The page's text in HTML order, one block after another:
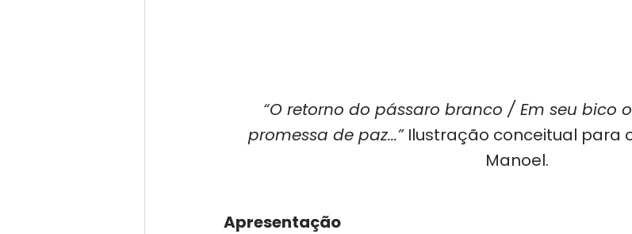
“O retorno do pássaro branco / Em seu bico
promessa de paz...” Ilustração conceitual para
Manoel.
Apresentação